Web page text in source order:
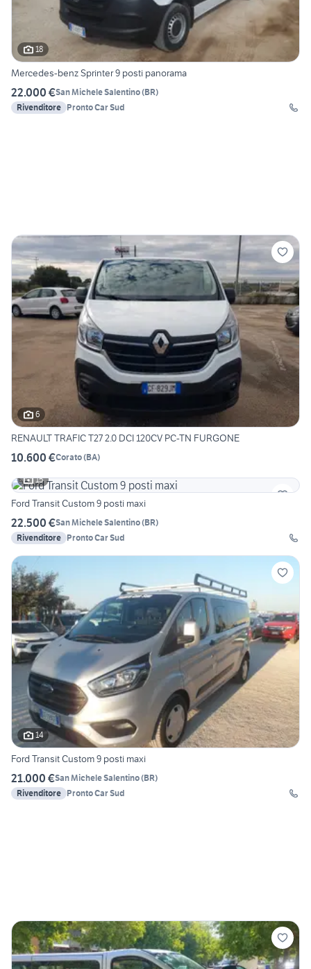
18
Mercedes-benz Sprinter 9 posti panorama
22.000 €San Michele Salentino(BR)
Rivenditore Pronto Car Sud
6
RENAULT TRAFIC T27 2.0 DCI 120CV PC-TN FURGONE
10.600 €Corato(BA)
15
Ford Transit Custom 9 posti maxi
22.500 €San Michele Salentino(BR)
Rivenditore Pronto Car Sud
14
Ford Transit Custom 9 posti maxi
21.000 €San Michele Salentino(BR)
Rivenditore Pronto Car Sud